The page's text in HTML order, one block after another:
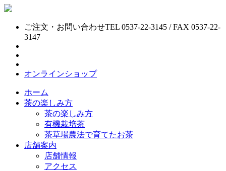
ご注文・お問い合わせTEL 0537-22-3145 / FAX 0537-22-
3147
オンラインショップ
ホーム
茶の楽しみ方
茶の楽しみ方
有機栽培茶
茶草場農法で育てたお茶
店舗案内
店舗情報
アクセス